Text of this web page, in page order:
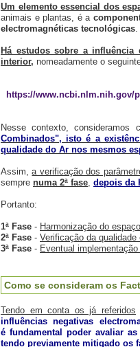
Um elemento essencial dos
animais e plantas, é a
electromagnéticas tecnológicas
Há estudos sobre a
interior, nomeadamente o
https://www.ncbi.nlm.nih.gov/
Nesse contexto,
Combinados", isto é a
qualidade do Ar nos mesmos
Assim,a verificação dos
sempre numa 2ª fase depois da
Portanto:
1ª Fase - Harmonização do
2ª Fase - Verificação da qualidade
3ª Fase - Eventual
Como se consideram os
Tendo em conta os já referidos
influências negativas
é fundamental poder avaliar
tendo previamente mitigado os